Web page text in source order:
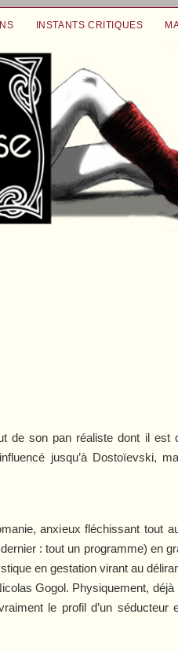
INSTANTS CRITIQUES
de son pan réaliste dont il
jusqu’à Dostoïevski,
anxieux fléchissant tout
: tout un programme) en
en gestation virant au
Gogol. Physiquement,
le profil d’un